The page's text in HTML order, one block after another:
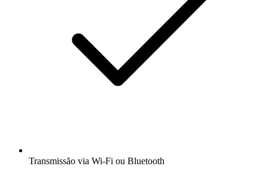
Transmissão via Wi-Fi ou Bluetooth